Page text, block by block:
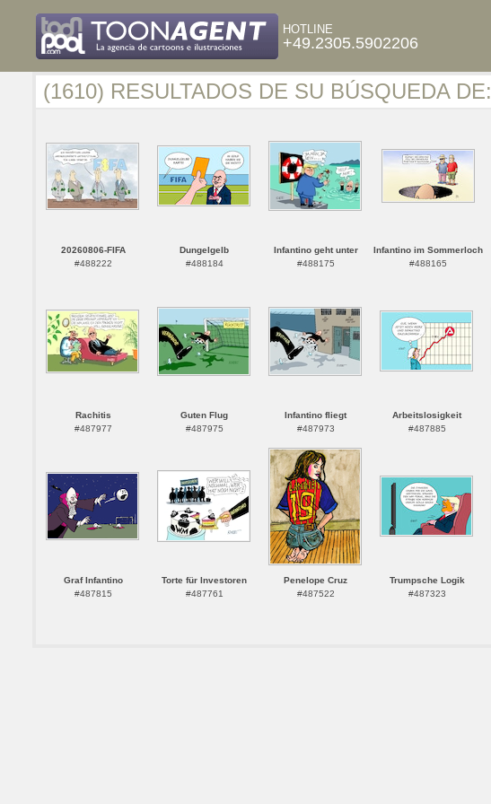
HOTLINE
+49.2305.5902206
(1610) RESULTADOS DE SU BÚSQUEDA DE:
20260806-FIFA
#488222
Dungelgelb
#488184
Infantino geht unter
#488175
Infantino im Sommerloch
#488165
Rachitis
#487977
Guten Flug
#487975
Infantino fliegt
#487973
Arbeitslosigkeit
#487885
Graf Infantino
#487815
Torte für Investoren
#487761
Penelope Cruz
#487522
Trumpsche Logik
#487323